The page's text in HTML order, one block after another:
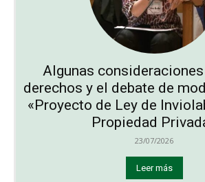
Algunas
derechos y el debate de
«Proyecto de Ley de
Propiedad
23/07/2026
Leer más